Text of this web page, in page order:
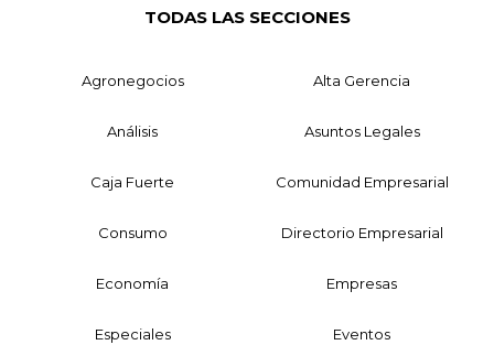
TODAS LAS SECCIONES
Agronegocios Alta Gerencia
Análisis Asuntos Legales
Caja Fuerte Comunidad Empresarial
Consumo Directorio Empresarial
Economía Empresas
Especiales Eventos